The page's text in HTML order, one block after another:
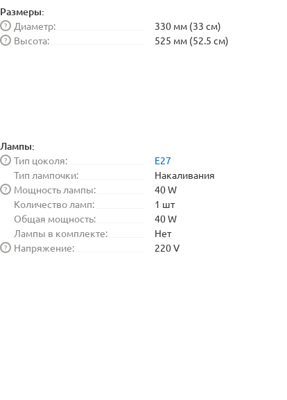
Размеры:
Диаметр:
?
330 мм (33 см)
Высота:
? 525 мм (52.5 см)
Лампы:
Тип цоколя:
?
E27
Тип лампочки:
Накаливания
Мощность лампы:
?
40 W
Количество ламп:
1 шт
Общая мощность:
40 W
Лампы в комплекте:
Нет
Напряжение:
? 220 V